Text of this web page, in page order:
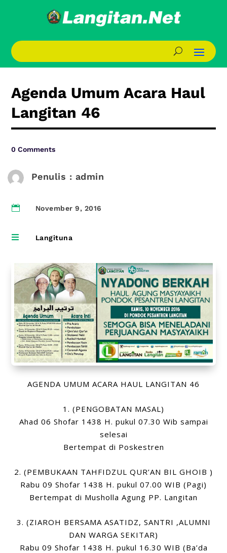
Agenda Umum Acara Haul
Langitan 46
0 Comments
Penulis : admin
 November 9, 2016
 Langituna
AGENDA UMUM ACARA HAUL LANGITAN 46
1. (PENGOBATAN MASAL)
Ahad 06 Shofar 1438 H. pukul 07.30 Wib sampai
selesai
Bertempat di Poskestren
2. (PEMBUKAAN TAHFIDZUL QUR’AN BIL GHOIB )
Rabu 09 Shofar 1438 H. pukul 07.00 WIB (Pagi)
Bertempat di Musholla Agung PP. Langitan
3. (ZIAROH BERSAMA ASATIDZ, SANTRI ,ALUMNI
DAN WARGA SEKITAR)
Rabu 09 Shofar 1438 H. pukul 16.30 WIB (Ba’da